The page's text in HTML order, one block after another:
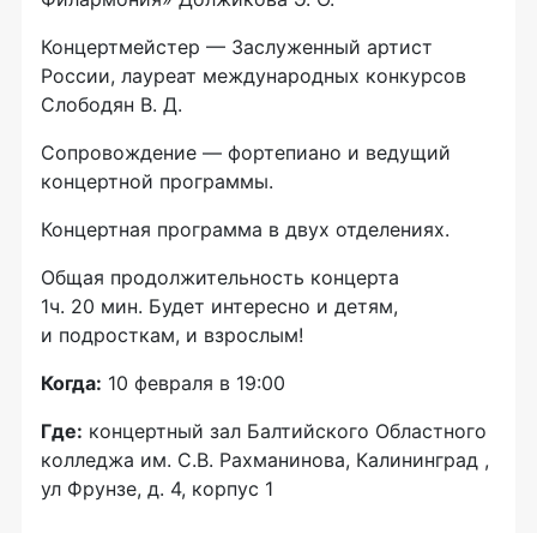
Концертмейстер — Заслуженный артист
России, лауреат международных конкурсов
Слободян В. Д.
Сопровождение — фортепиано и ведущий
концертной программы.
Концертная программа в двух отделениях.
Общая продолжительность концерта
1ч. 20 мин. Будет интересно и детям,
и подросткам, и взрослым!
Когда: 10 февраля в 19:00
Где: концертный зал Балтийского Областного
колледжа им. С.В. Рахманинова, Калининград ,
ул Фрунзе, д. 4, корпус 1